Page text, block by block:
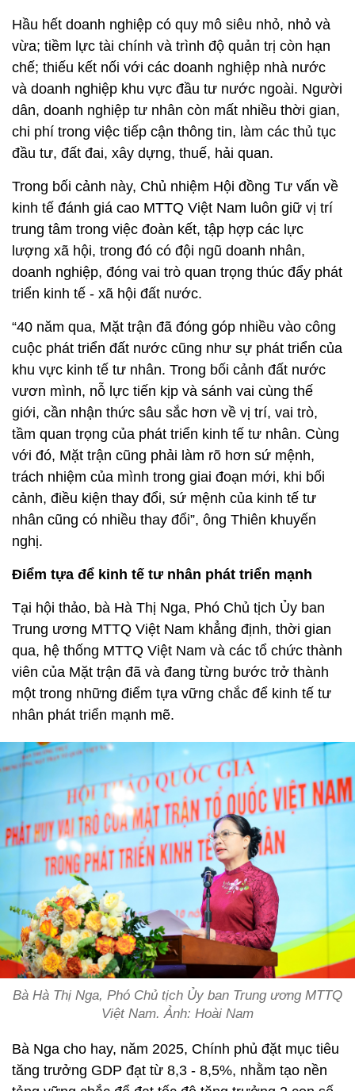
Hầu hết doanh nghiệp có quy mô siêu nhỏ, nhỏ và
vừa; tiềm lực tài chính và trình độ quản trị còn hạn
chế; thiếu kết nối với các doanh nghiệp nhà nước
và doanh nghiệp khu vực đầu tư nước ngoài. Người
dân, doanh nghiệp tư nhân còn mất nhiều thời gian,
chi phí trong việc tiếp cận thông tin, làm các thủ tục
đầu tư, đất đai, xây dựng, thuế, hải quan.
Trong bối cảnh này, Chủ nhiệm Hội đồng Tư vấn về
kinh tế đánh giá cao MTTQ Việt Nam luôn giữ vị trí
trung tâm trong việc đoàn kết, tập hợp các lực
lượng xã hội, trong đó có đội ngũ doanh nhân,
doanh nghiệp, đóng vai trò quan trọng thúc đẩy phát
triển kinh tế - xã hội đất nước.
“40 năm qua, Mặt trận đã đóng góp nhiều vào công
cuộc phát triển đất nước cũng như sự phát triển của
khu vực kinh tế tư nhân. Trong bối cảnh đất nước
vươn mình, nỗ lực tiến kịp và sánh vai cùng thế
giới, cần nhận thức sâu sắc hơn về vị trí, vai trò,
tầm quan trọng của phát triển kinh tế tư nhân. Cùng
với đó, Mặt trận cũng phải làm rõ hơn sứ mệnh,
trách nhiệm của mình trong giai đoạn mới, khi bối
cảnh, điều kiện thay đổi, sứ mệnh của kinh tế tư
nhân cũng có nhiều thay đổi”, ông Thiên khuyến
nghị.
Điểm tựa để kinh tế tư nhân phát triển mạnh
Tại hội thảo, bà Hà Thị Nga, Phó Chủ tịch Ủy ban
Trung ương MTTQ Việt Nam khẳng định, thời gian
qua, hệ thống MTTQ Việt Nam và các tổ chức thành
viên của Mặt trận đã và đang từng bước trở thành
một trong những điểm tựa vững chắc để kinh tế tư
nhân phát triển mạnh mẽ.
Bà Hà Thị Nga, Phó Chủ tịch Ủy ban Trung ương MTTQ
Việt Nam. Ảnh: Hoài Nam
Bà Nga cho hay, năm 2025, Chính phủ đặt mục tiêu
tăng trưởng GDP đạt từ 8,3 - 8,5%, nhằm tạo nền